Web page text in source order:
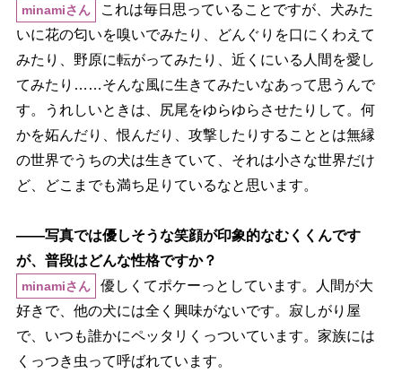
minamiさん
これは毎日思っていることですが、犬みた
いに花の匂いを嗅いでみたり、どんぐりを口にくわえて
みたり、野原に転がってみたり、近くにいる人間を愛し
てみたり……そんな風に生きてみたいなあって思うんで
す。うれしいときは、尻尾をゆらゆらさせたりして。何
かを妬んだり、恨んだり、攻撃したりすることとは無縁
の世界でうちの犬は生きていて、それは小さな世界だけ
ど、どこまでも満ち足りているなと思います。
――写真では優しそうな笑顔が印象的なむくくんです
が、普段はどんな性格ですか？
minamiさん
優しくてポケーっとしています。人間が大
好きで、他の犬には全く興味がないです。寂しがり屋
で、いつも誰かにペッタリくっついています。家族には
くっつき虫って呼ばれています。